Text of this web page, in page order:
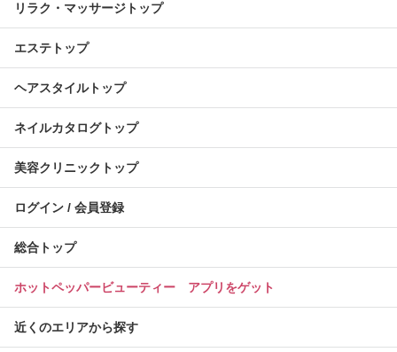
リラク・マッサージトップ
エステトップ
ヘアスタイルトップ
ネイルカタログトップ
美容クリニックトップ
ログイン / 会員登録
総合トップ
ホットペッパービューティー アプリをゲット
近くのエリアから探す